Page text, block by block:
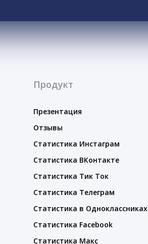
Продукт
Презентация
Отзывы
Статистика Инстаграм
Статистика ВКонтакте
Статистика Тик Ток
Статистика Телеграм
Статистика в Одноклассниках
Статистика Facebook
Статистика Макс